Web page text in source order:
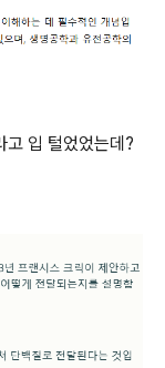
고 입 털었었는데?